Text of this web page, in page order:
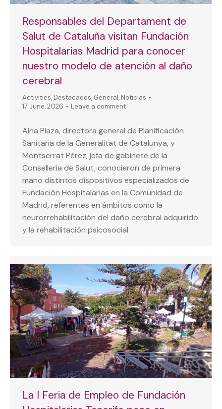
Responsables del Departament de
Salut de Cataluña visitan Fundación
Hospitalarias Madrid para conocer
nuestro modelo de atención al daño
cerebral
Activities, Destacados, General, Noticias
17 June, 2026
Leave a comment
Aina Plaza, directora general de Planificación
Sanitaria de la Generalitat de Catalunya, y
Montserrat Pérez, jefa de gabinete de la
Conselleria de Salut, conocieron de primera
mano distintos dispositivos especializados de
Fundación Hospitalarias en la Comunidad de
Madrid, referentes en ámbitos como la
neurorrehabilitación del daño cerebral adquirido
y la rehabilitación psicosocial.
La I Feria de Empleo de Fundación